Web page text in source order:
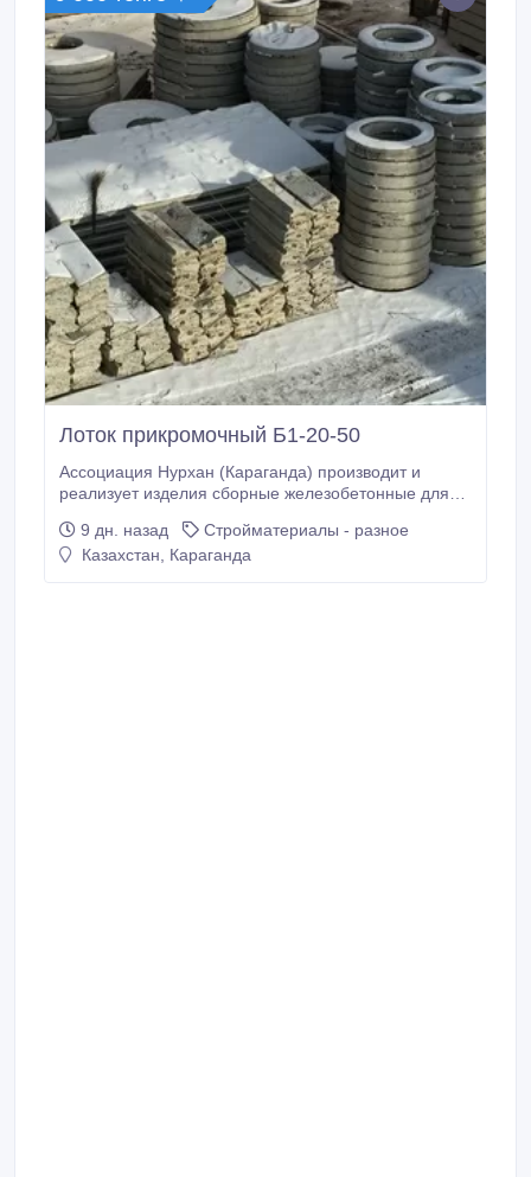
Лоток прикромочный Б1-20-50
Ассоциация Нурхан (Караганда) производит и
реализует изделия сборные железобетонные для
прикромочный Б1-20-50 это элемент дорожного
полотна при отведении и сборе паводковых или
9 дн. назад
Стройматериалы - разное
Казахстан, Караганда